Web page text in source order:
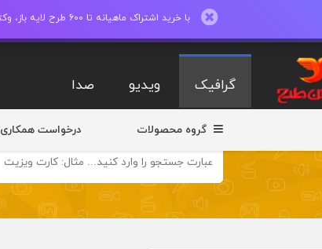
با خرید اشتراک ماهیانه تا 600 طرح لایه باز، وکتور، عکس، فایل های ویدیو وصدا دانلود کنید.
گرافیک ویدیو صدا
گروه محصولات درخواست همکاری